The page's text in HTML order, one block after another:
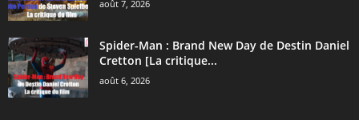
août 7, 2026
Spider-Man : Brand New Day de Destin Daniel
Cretton [La critique...
août 6, 2026